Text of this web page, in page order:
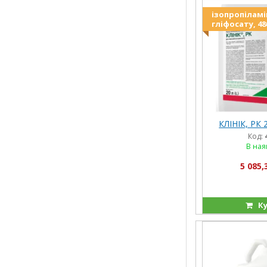
гліфосату,
КЛІНІК, РК
Код:
В
5